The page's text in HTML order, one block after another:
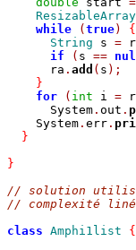
ResizableArray
while
( true)
{
String s = r
if
( s ==
      ra
. add ( s );
}
for
( int i =
      System
. out .
    System
. err .
}
}
// solution
// complexité
class Amphi1list
{